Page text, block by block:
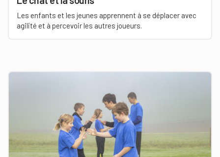
Les enfants et les jeunes apprennent à se déplacer avec
agilité et à percevoir les autres joueurs.